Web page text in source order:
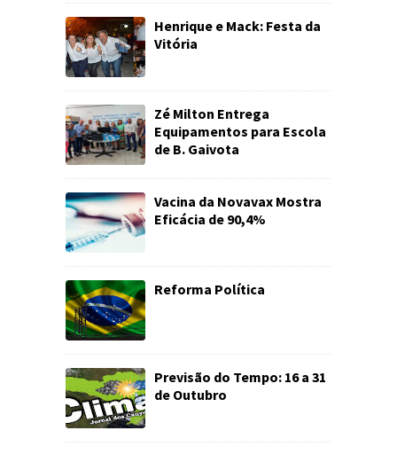
Henrique e Mack: Festa da
Vitória
Zé Milton Entrega
Equipamentos para Escola
de B. Gaivota
Vacina da Novavax Mostra
Eficácia de 90,4%
Reforma Política
Previsão do Tempo: 16 a 31
de Outubro